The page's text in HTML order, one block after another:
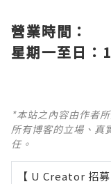
營業時間：
星期一至日
*本站之內容由作者
所有博客的立場、真
任。
【 U Creator 招募